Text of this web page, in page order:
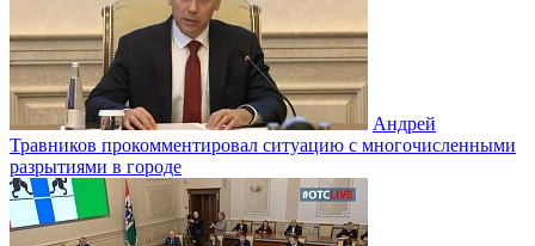
Андрей
Травников прокомментировал ситуацию с многочисленными
разрытиями в городе